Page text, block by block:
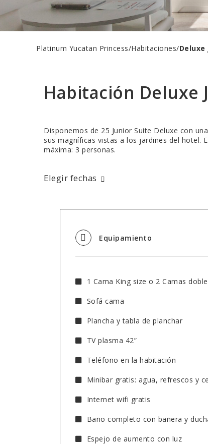
Platinum Yucatan Princess/Habitaciones/
Habitación Deluxe
Disponemos de 25 Junior Suite Deluxe con
sus magníficas vistas a los jardines del hotel.
máxima: 3 personas.
Elegir fechas
Equipamiento
1 Cama King size o 2 Camas
Sofá cama
Plancha y tabla de planchar
TV plasma 42”
Teléfono en la habitación
Minibar gratis: agua, refrescos y
Internet wifi gratis
Baño completo con bañera y
Espejo de aumento con luz